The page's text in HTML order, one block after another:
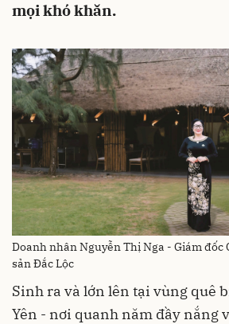
mọi khó khăn.
Doanh nhân Nguyễn Thị Nga - Giám đốc
sản Đắc Lộc
Sinh ra và lớn lên tại vùng quê
Yên - nơi quanh năm đầy nắng